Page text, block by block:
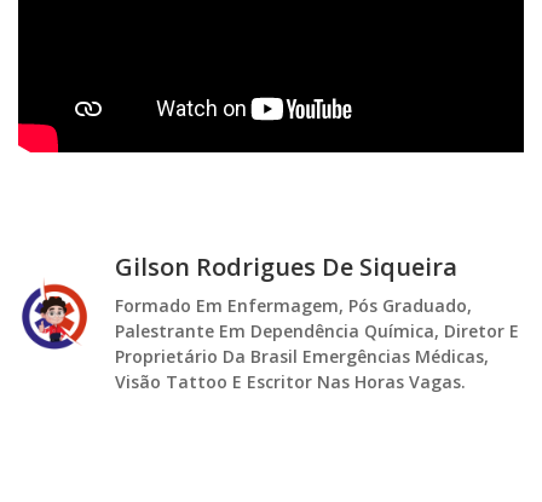
Gilson Rodrigues De Siqueira
Formado Em Enfermagem, Pós Graduado,
Palestrante Em Dependência Química, Diretor E
Proprietário Da Brasil Emergências Médicas,
Visão Tattoo E Escritor Nas Horas Vagas.